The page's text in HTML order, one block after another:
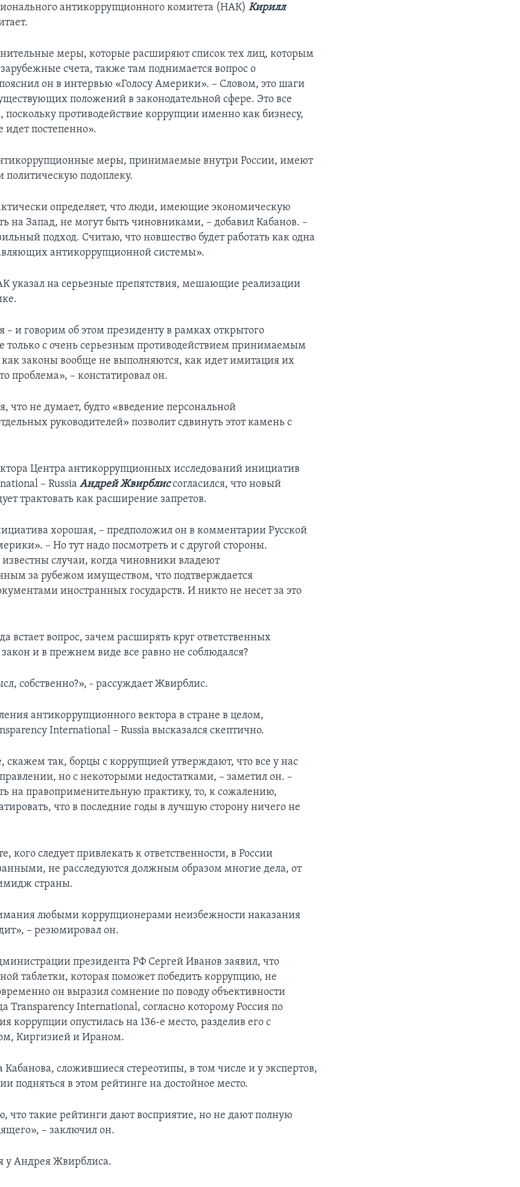
антикоррупционного комитета (НАК)Кирилл
меры, которые расширяют список тех лиц, которым
счета, также там поднимается вопрос о
он в интервью «Голосу Америки». – Словом, это шаги
положений в законодательной сфере. Это все
поскольку противодействие коррупции именно как бизнесу,
идет постепенно».
меры, принимаемые внутри России, имеют
политическую подоплеку.
определяет, что люди, имеющие экономическую
на Запад, не могут быть чиновниками, – добавил Кабанов. –
подход. Считаю, что новшество будет работать как одна
антикоррупционной системы».
указал на серьезные препятствия, мешающие реализации
– и говорим об этом президенту в рамках открытого
только с очень серьезным противодействием принимаемым
законы вообще не выполняются, как идет имитация их
проблема», – констатировал он.
что не думает, будто «введение персональной
руководителей» позволит сдвинуть этот камень с
Центра антикоррупционных исследований инициатив
– RussiaАндрей Жвирблиссогласился, что новый
трактовать как расширение запретов.
хорошая, – предположил он в комментарии Русской
– Но тут надо посмотреть и с другой стороны.
случаи, когда чиновники владеют
за рубежом имуществом, что подтверждается
иностранных государств. И никто не несет за это
встает вопрос, зачем расширять круг ответственных
и в прежнем виде все равно не соблюдался?
собственно?», - рассуждает Жвирблис.
антикоррупционного вектора в стране в целом,
International – Russia высказался скептично.
скажем так, борцы с коррупцией утверждают, что все у нас
но с некоторыми недостатками, – заметил он. –
на правоприменительную практику, то, к сожалению,
что в последние годы в лучшую сторону ничего не
кого следует привлекать к ответственности, в России
не расследуются должным образом многие дела, от
страны.
любыми коррупционерами неизбежности наказания
– резюмировал он.
президента РФ Сергей Иванов заявил, что
таблетки, которая поможет победить коррупцию, не
он выразил сомнение по поводу объективности
Transparency International, согласно которому Россия по
коррупции опустилась на 136-е место, разделив его с
Киргизией и Ираном.
Кабанова, сложившиеся стереотипы, в том числе и у экспертов,
подняться в этом рейтинге на достойное место.
что такие рейтинги дают восприятие, но не дают полную
– заключил он.
у Андрея Жвирблиса.